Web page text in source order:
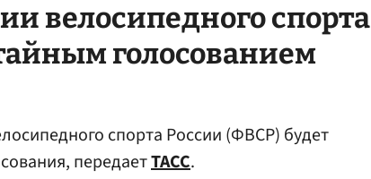
велосипедного спорта
голосованием
спорта России (ФВСР) будет
передаетТАСС.